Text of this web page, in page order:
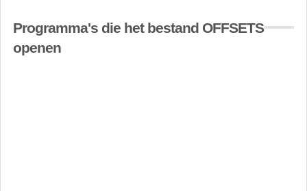
Programma's die het bestand OFFSETS
openen